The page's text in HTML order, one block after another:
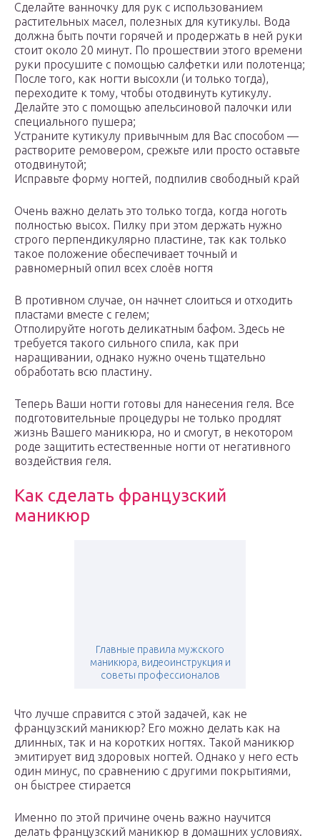
Сделайте ванночку для рук с использованием
растительных масел, полезных для кутикулы. Вода
должна быть почти горячей и продержать в ней руки
стоит около 20 минут. По прошествии этого времени
руки просушите с помощью салфетки или полотенца;
После того, как ногти высохли (и только тогда),
переходите к тому, чтобы отодвинуть кутикулу.
Делайте это с помощью апельсиновой палочки или
специального пушера;
Устраните кутикулу привычным для Вас способом —
растворите ремовером, срежьте или просто оставьте
отодвинутой;
Исправьте форму ногтей, подпилив свободный край
Очень важно делать это только тогда, когда ноготь
полностью высох. Пилку при этом держать нужно
строго перпендикулярно пластине, так как только
такое положение обеспечивает точный и
равномерный опил всех слоёв ногтя
В противном случае, он начнет слоиться и отходить
пластами вместе с гелем;
Отполируйте ноготь деликатным бафом. Здесь не
требуется такого сильного спила, как при
наращивании, однако нужно очень тщательно
обработать всю пластину.
Теперь Ваши ногти готовы для нанесения геля. Все
подготовительные процедуры не только продлят
жизнь Вашего маникюра, но и смогут, в некотором
роде защитить естественные ногти от негативного
воздействия геля.
Как сделать французский
маникюр
Главные правила мужского
маникюра, видеоинструкция и
советы профессионалов
Что лучше справится с этой задачей, как не
французский маникюр? Его можно делать как на
длинных, так и на коротких ногтях. Такой маникюр
эмитирует вид здоровых ногтей. Однако у него есть
один минус, по сравнению с другими покрытиями,
он быстрее стирается
Именно по этой причине очень важно научится
делать французский маникюр в домашних условиях.